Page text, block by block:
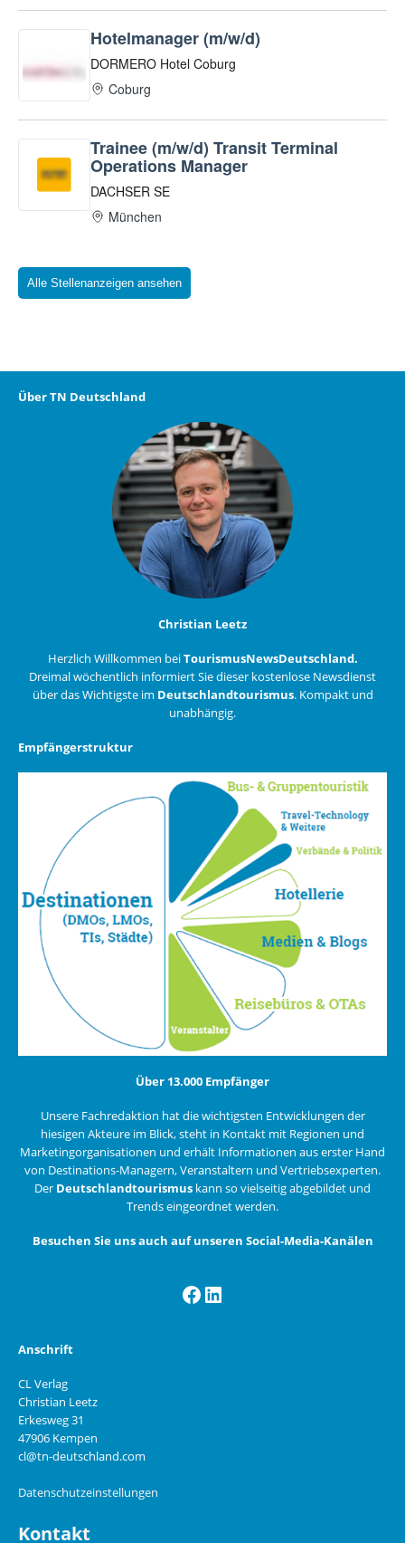
Alle Stellenanzeigen ansehen
Über TN Deutschland
Christian Leetz
Herzlich Willkommen beiTourismusNewsDeutschland.
Dreimal wöchentlich informiert Sie dieser kostenlose Newsdienst
über das Wichtigste im Deutschlandtourismus. Kompakt und
unabhängig.
Empfängerstruktur
Über 13.000 Empfänger
Unsere Fachredaktion hat die wichtigsten Entwicklungen der
hiesigen Akteure im Blick, steht in Kontakt mit Regionen und
Marketingorganisationen und erhält Informationen aus erster Hand
von Destinations-Managern, Veranstaltern und Vertriebsexperten.
Der Deutschlandtourismus kann so vielseitig abgebildet und
Trends eingeordnet werden.
Besuchen Sie uns auch auf unseren Social-Media-Kanälen
Facebook
LinkedIn
Anschrift
CL Verlag
Christian Leetz
Erkesweg 31
47906 Kempen
cl@tn-deutschland.com
Datenschutzeinstellungen
Kontakt